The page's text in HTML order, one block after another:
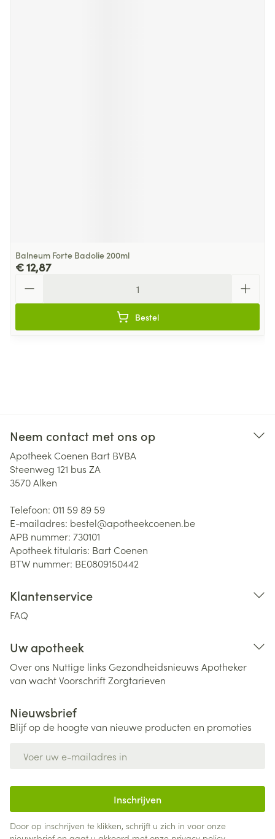
Balneum Forte Badolie 200ml
€ 12,87
Bestel
Neem contact met ons op
Apotheek Coenen Bart BVBA
Steenweg 121 bus ZA
3570Alken
Telefoon: 011 59 89 59
E-mailadres: bestel@apotheekcoenen.be
APB nummer: 730101
Apotheek titularis: Bart Coenen
BTW nummer: BE0809150442
Klantenservice
FAQ
Uw apotheek
Over ons Nuttige links Gezondheidsnieuws Apotheker
van wachtVoorschriftZorgtarieven
Nieuwsbrief
Blijf op de hoogte van nieuwe producten en promoties
Inschrijven
Door op inschrijven te klikken, schrijft u zich in voor onze